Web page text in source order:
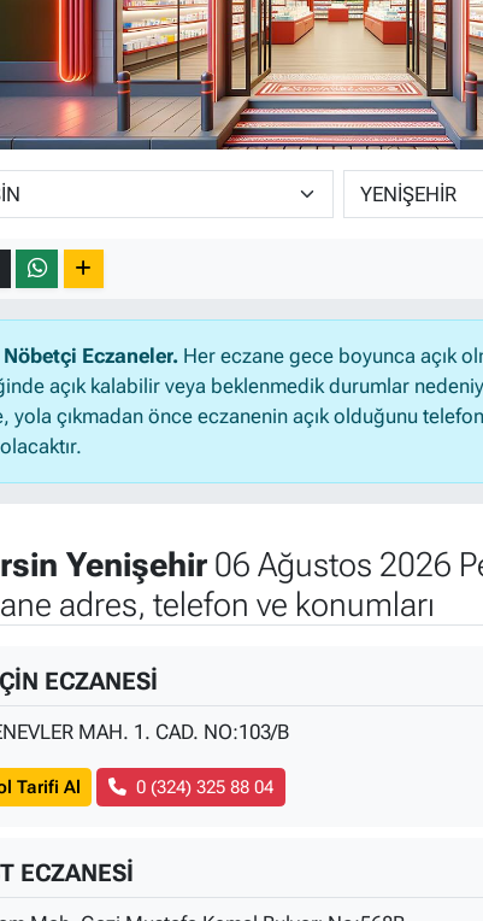
Eczaneler.Her eczane gece boyunca açık
açık kalabilir veya beklenmedik durumlar
yola çıkmadan önce eczanenin açık olduğunu
Yenişehir06 Ağustos 2026
adres, telefon ve konumları
ECZANESİ
MAH. 1. CAD. NO:103/B
Tarifi Al 0 (324) 325 88 04
ECZANESİ